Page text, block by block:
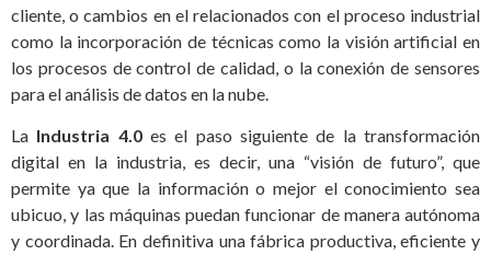
cliente, o cambios en el relacionados con el proceso industrial
como la incorporación de técnicas como la visión artificial en
los procesos de control de calidad, o la conexión de sensores
para el análisis de datos en la nube.
La Industria 4.0es el paso siguiente de la transformación
digital en la industria, es decir, una “visión de futuro”, que
permite ya que la información o mejor el conocimiento sea
ubicuo, y las máquinas puedan funcionar de manera autónoma
y coordinada. En definitiva una fábrica productiva, eficiente y